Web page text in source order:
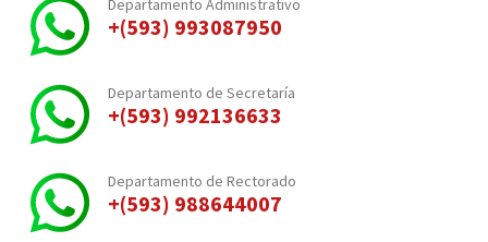
Departamento Administrativo
+(593) 993087950
Departamento de Secretaría
+(593) 992136633
Departamento de Rectorado
+(593) 988644007